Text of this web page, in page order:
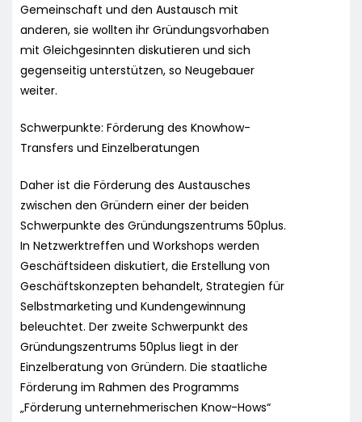
Gemeinschaft und den Austausch mit
anderen, sie wollten ihr Gründungsvorhaben
mit Gleichgesinnten diskutieren und sich
gegenseitig unterstützen, so Neugebauer
weiter.
Schwerpunkte: Förderung des Knowhow-
Transfers und Einzelberatungen
Daher ist die Förderung des Austausches
zwischen den Gründern einer der beiden
Schwerpunkte des Gründungszentrums 50plus.
In Netzwerktreffen und Workshops werden
Geschäftsideen diskutiert, die Erstellung von
Geschäftskonzepten behandelt, Strategien für
Selbstmarketing und Kundengewinnung
beleuchtet. Der zweite Schwerpunkt des
Gründungszentrums 50plus liegt in der
Einzelberatung von Gründern. Die staatliche
Förderung im Rahmen des Programms
„Förderung unternehmerischen Know-Hows“